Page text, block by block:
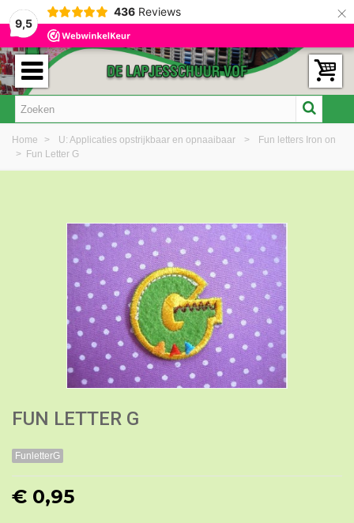
9,5
436 Reviews ×
Home > U: Applicaties opstrijkbaar en opnaaibaar >
Fun letters Iron on
> Fun Letter G
FUN LETTER G
FunletterG
€ 0,95